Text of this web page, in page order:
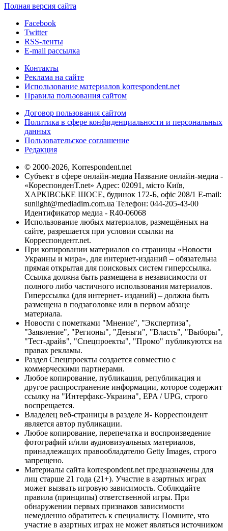
Полная версия сайта
Facebook
Twitter
RSS-ленты
E-mail рассылка
Контакты
Реклама на сайте
Использование материалов korrespondent.net
Правила пользования сайтом
Договор пользования сайтом
Политика в сфере конфиденциальности и персональных
данных
Пользовательское соглашение
Редакция
© 2000-2026, Korrespondent.net
Субъект в сфере онлайн-медиа Название онлайн-медиа -
«КореспонденТ.net» Адрес: 02091, місто Київ,
ХАРКІВСЬКЕ ШОСЕ, будинок 172-Б, офіс 208/1 E-mail:
sunlight@mediadim.com.ua Телефон: 044-205-43-00
Идентификатор медиа - R40-06068
Использование любых материалов, размещённых на
сайте, разрешается при условии ссылки на
Корреспондент.net.
При копировании материалов со страницы «Новости
Украины и мира», для интернет-изданий – обязательна
прямая открытая для поисковых систем гиперссылка.
Ссылка должна быть размещена в независимости от
полного либо частичного использования материалов.
Гиперссылка (для интернет- изданий) – должна быть
размещена в подзаголовке или в первом абзаце
материала.
Новости с пометками "Мнение", "Экспертиза",
"Заявление", "Регионы", "Деньги", "Власть", "Выборы",
"Тест-драйв", "Спецпроекты", "Промо" публикуются на
правах рекламы.
Раздел Спецпроекты создается совместно с
коммерческими партнерами.
Любое копирование, публикация, републикация и
другое распространение информации, которое содержит
ссылку на "Интерфакс-Украина", EPA / UPG, строго
воспрещается.
Владелец веб-страницы в разделе Я- Корреспондент
является автор публикации.
Любое копирование, перепечатка и воспроизведение
фотографий и/или аудиовизуальных материалов,
принадлежащих правообладателю Getty Images, строго
запрещено.
Материалы сайта korrespondent.net предназначены для
лиц старше 21 года (21+). Участие в азартных играх
может вызвать игровую зависимость. Соблюдайте
правила (принципы) ответственной игры. При
обнаружении первых признаков зависимости
немедленно обратитесь к специалисту. Помните, что
участие в азартных играх не может являться источником